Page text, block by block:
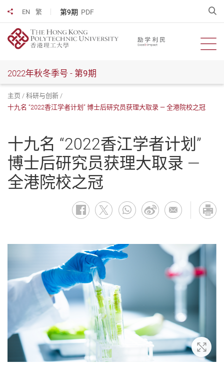
EN 繁 第9期 PDF
分享到
开
2022年秋冬季号 - 第9期
主页
科研与创新
十九名 “2022香江学者计划” 博士后研究员获理大取录 — 全港院校之冠
十九名 “2022香江学者计划”
博士后研究员获理大取录 —
全港院校之冠
放大